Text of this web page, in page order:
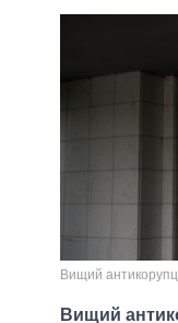
Вищий
Вищий